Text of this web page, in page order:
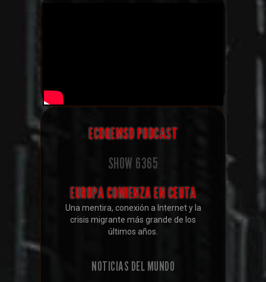
ECDQEMSD PODCAST
SHOW 6365
EUROPA COMIENZA EN CEUTA
Una mentira, conexión a Internet y la
crisis migrante más grande de los
últimos años.
NOTICIAS DEL MUNDO